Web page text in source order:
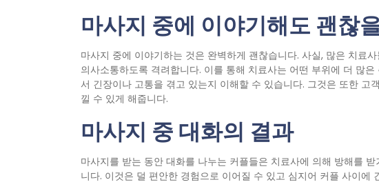
마사지 중에 이야기해도 괜찮
마사지 중에 이야기하는 것은 완벽하게 괜찮습니다. 사실, 많은 치료
의사소통하도록 격려합니다. 이를 통해 치료사는 어떤 부위에 더 많
서 긴장이나 고통을 겪고 있는지 이해할 수 있습니다. 그것은 또한 고
낄 수 있게 해줍니다.
마사지 중 대화의 결과
마사지를 받는 동안 대화를 나누는 커플들은 치료사에 의해 방해를
니다. 이것은 덜 편안한 경험으로 이어질 수 있고 심지어 커플 사이에